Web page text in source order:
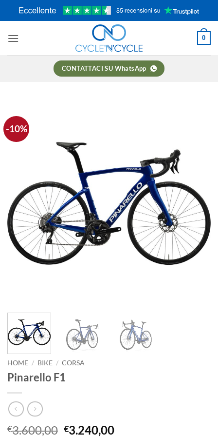
0
CONTATTACI SU WhatsApp
-10%
HOME / BIKE / CORSA
Pinarello F1
€3.600,00 Il
€3.240,00Il